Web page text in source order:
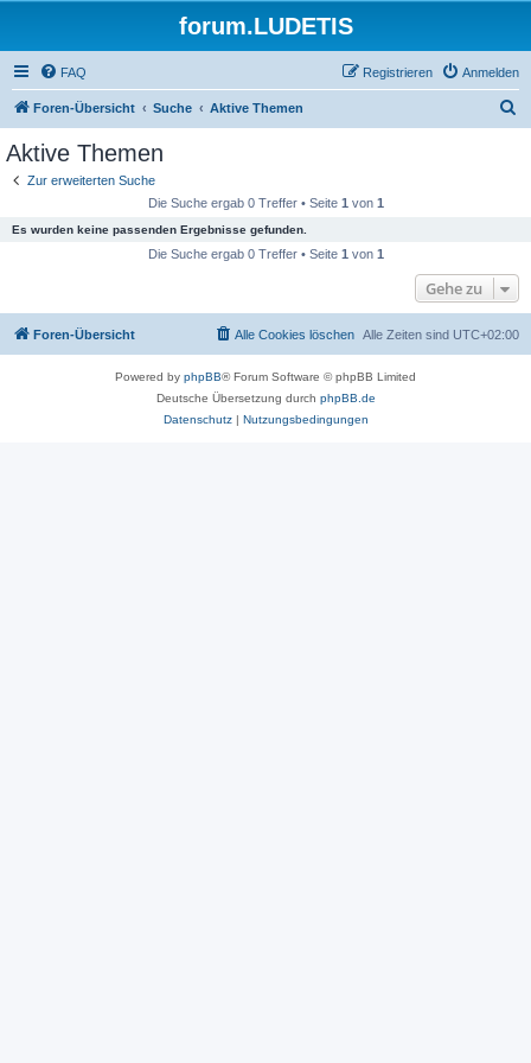
forum.LUDETIS
FAQ Anmelden
Registrieren
Foren-Übersicht Suche Aktive Themen
Aktive Themen
Zur erweiterten Suche
Die Suche ergab 0 Treffer • Seite 1 von 1
Es wurden keine passenden Ergebnisse gefunden.
Die Suche ergab 0 Treffer • Seite 1 von 1
Gehe zu
Foren-Übersicht Alle Zeiten sind UTC+02:00
Alle Cookies löschen
Powered by phpBB® Forum Software © phpBB Limited
Deutsche Übersetzung durch phpBB.de
Datenschutz| Nutzungsbedingungen